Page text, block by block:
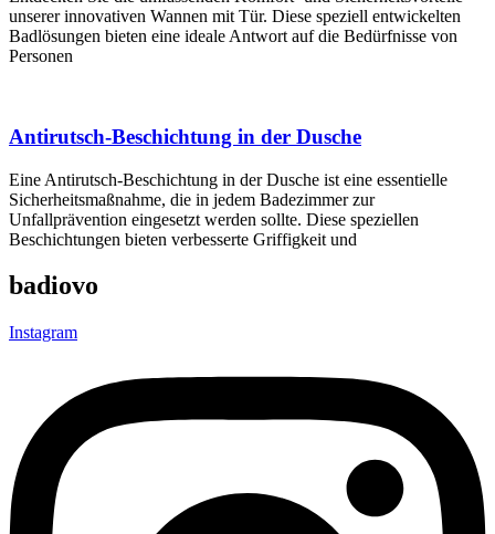
unserer innovativen Wannen mit Tür. Diese speziell entwickelten
Badlösungen bieten eine ideale Antwort auf die Bedürfnisse von
Personen
Antirutsch-Beschichtung in der Dusche
Eine Antirutsch-Beschichtung in der Dusche ist eine essentielle
Sicherheitsmaßnahme, die in jedem Badezimmer zur
Unfallprävention eingesetzt werden sollte. Diese speziellen
Beschichtungen bieten verbesserte Griffigkeit und
badiovo
Instagram